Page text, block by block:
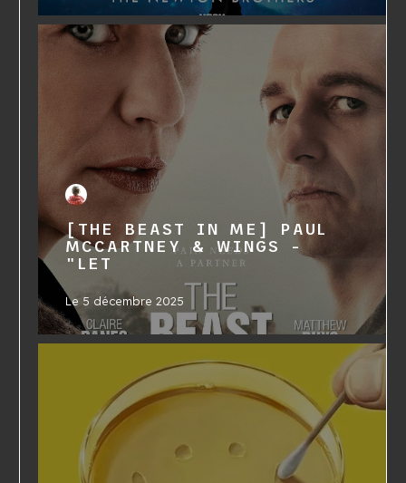
[THE BEAST IN ME] PAUL
MCCARTNEY & WINGS -
"LET
Le 5 décembre 2025